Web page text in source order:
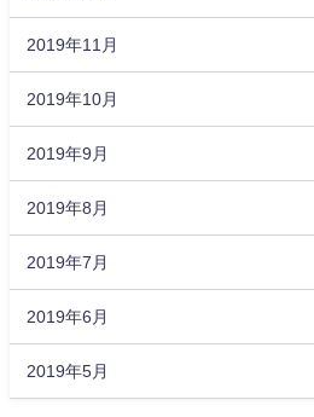
2019年11月
2019年10月
2019年9月
2019年8月
2019年7月
2019年6月
2019年5月